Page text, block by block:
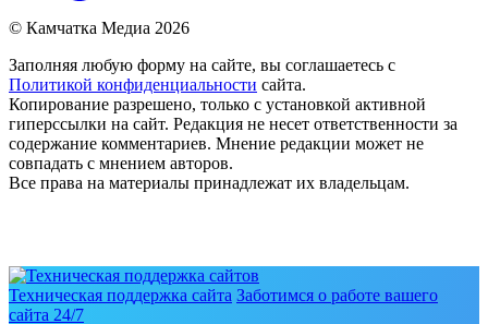
© Камчатка Медиа 2026
Заполняя любую форму на сайте, вы соглашаетесь с
Политикой конфиденциальности сайта.
Копирование разрешено, только с установкой активной
гиперссылки на сайт. Редакция не несет ответственности за
содержание комментариев. Мнение редакции может не
совпадать с мнением авторов.
Все права на материалы принадлежат их владельцам.
Техническая поддержка сайта Заботимся о работе вашего
сайта 24/7